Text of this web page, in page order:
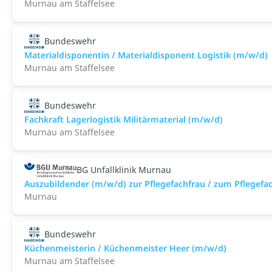
Murnau am Staffelsee
Bundeswehr
Materialdisponentin / Materialdisponent Logistik (m/w/d)
Murnau am Staffelsee
Bundeswehr
Fachkraft Lagerlogistik Militärmaterial (m/w/d)
Murnau am Staffelsee
BG Unfallklinik Murnau
Auszubildender (m/w/d) zur Pflegefachfrau / zum
Murnau
Bundeswehr
Küchenmeisterin / Küchenmeister Heer (m/w/d)
Murnau am Staffelsee